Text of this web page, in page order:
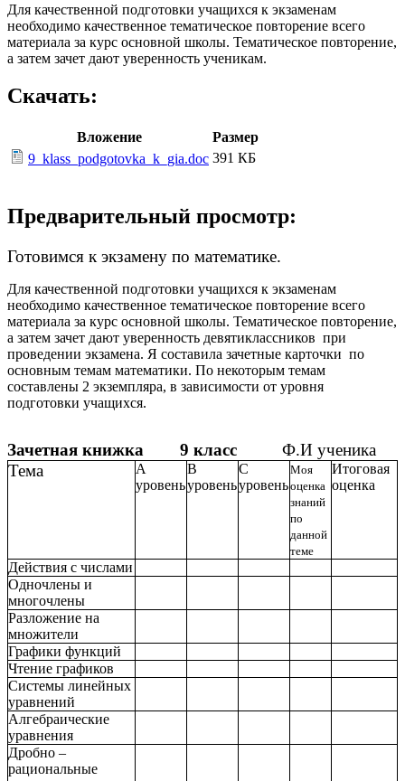
Для качественной подготовки учащихся к экзаменам
необходимо качественное тематическое повторение всего
материала за курс основной школы. Тематическое повторение,
а затем зачет дают уверенность ученикам.
Скачать:
Вложение
Размер
9_klass_podgotovka_k_gia.doc 391 КБ
Предварительный просмотр:
Готовимся к экзамену по математике.
Для качественной подготовки учащихся к экзаменам
необходимо качественное тематическое повторение всего
материала за курс основной школы. Тематическое повторение,
а затем зачет дают уверенность девятиклассников при
проведении экзамена. Я составила зачетные карточки по
основным темам математики. По некоторым темам
составлены 2 экземпляра, в зависимости от уровня
подготовки учащихся.
Зачетная книжка 9 класс Ф.И ученика
Тема
А
уровень
В
уровень
С
уровень
Моя
оценка
знаний
по
данной
теме
Итоговая
оценка
Действия с числами
Одночлены и
многочлены
Разложение на
множители
Графики функций
Чтение графиков
Системы линейных
уравнений
Алгебраические
уравнения
Дробно –
рациональные